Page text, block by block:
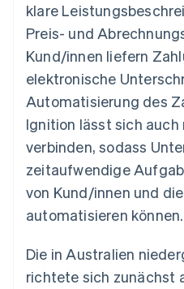
CO₂-Entnahme
Identity
Online-Identitätsprüfung
Stripe-
Erfahren
Jetzt
klare
Preis- und
Kund/innen liefern
elektronische
Automatisierung des
Ignition lässt sich
verbinden, sodass
zeitaufwendige
von Kund/innen und
automatisieren können.
Die in Australien
richtete sich zunächst